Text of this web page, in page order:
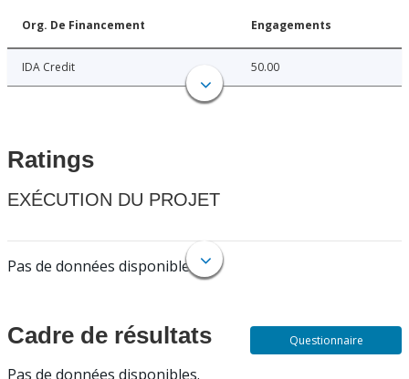
Org. De Financement Engagements
IDA Credit 50.00
Ratings
EXÉCUTION DU PROJET
Pas de données disponibles.
Cadre de résultats
Pas de données disponibles.
Questionnaire